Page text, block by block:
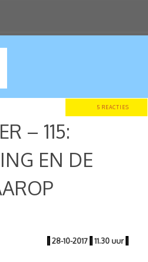
5 REACTIES
– 115:
EN DE
| 28-10-2017 | 11.30 uur |